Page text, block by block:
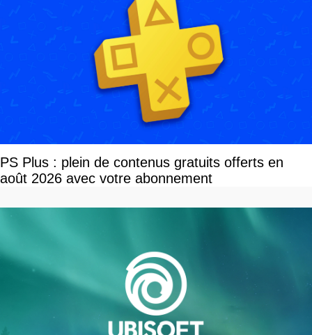
PS Plus : plein de contenus gratuits offerts en
août 2026 avec votre abonnement